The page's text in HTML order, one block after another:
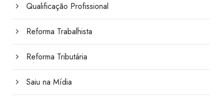
Qualificação Profissional
Reforma Trabalhista
Reforma Tributária
Saiu na Mídia